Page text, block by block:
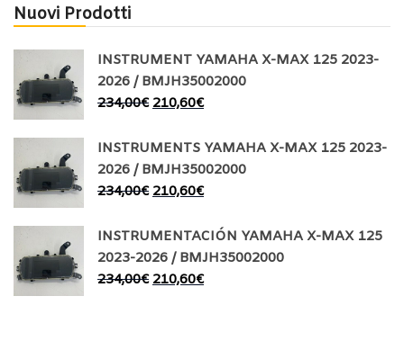
Nuovi Prodotti
INSTRUMENT YAMAHA X-MAX 125 2023-
2026 / BMJH35002000
234,00€ 210,60€
INSTRUMENTS YAMAHA X-MAX 125 2023-
2026 / BMJH35002000
234,00€ 210,60€
INSTRUMENTACIÓN YAMAHA X-MAX 125
2023-2026 / BMJH35002000
234,00€ 210,60€